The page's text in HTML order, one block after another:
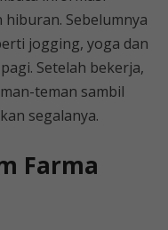
Sebelumnya
jogging, yoga dan
Setelah bekerja,
teman sambil
segalanya.
Farma